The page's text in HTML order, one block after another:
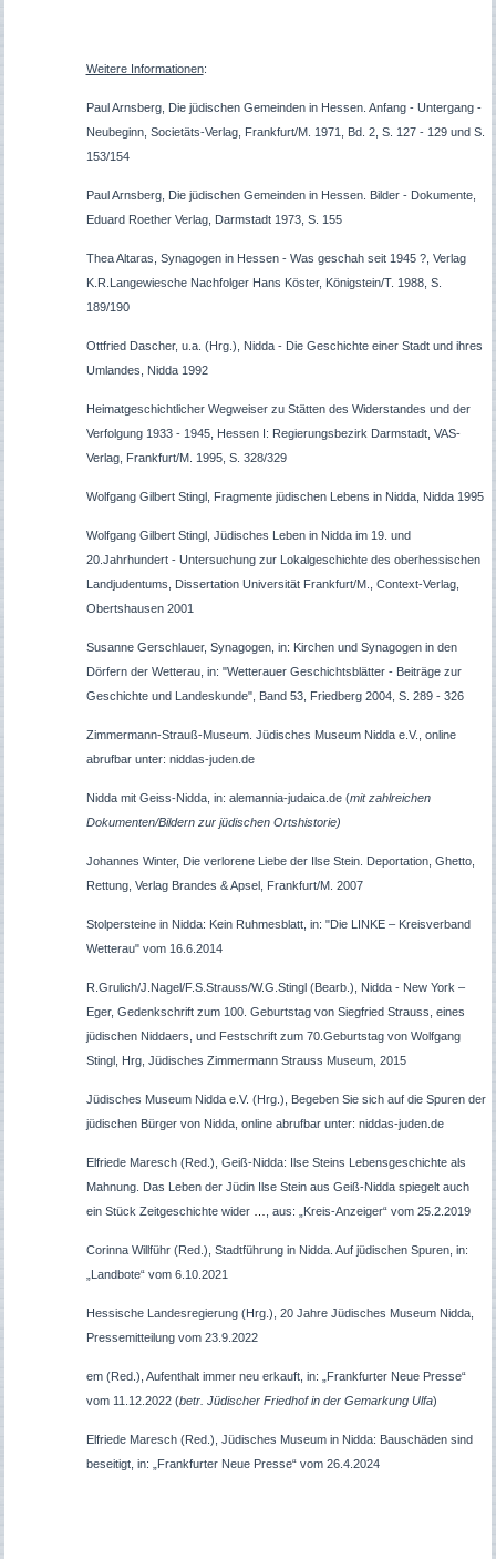
Weitere Informationen:
Paul Arnsberg, Die jüdischen Gemeinden in Hessen. Anfang - Untergang -
Neubeginn, Societäts-Verlag, Frankfurt/M. 1971, Bd. 2, S. 127 - 129 und S.
153/154
Paul Arnsberg, Die jüdischen Gemeinden in Hessen. Bilder - Dokumente,
Eduard Roether Verlag, Darmstadt 1973, S. 155
Thea Altaras, Synagogen in Hessen - Was geschah seit 1945 ?, Verlag
K.R.Langewiesche Nachfolger Hans Köster, Königstein/T. 1988, S.
189/190
Ottfried Dascher, u.a. (Hrg.), Nidda - Die Geschichte einer Stadt und ihres
Umlandes, Nidda 1992
Heimatgeschichtlicher Wegweiser zu Stätten des Widerstandes und der
Verfolgung 1933 - 1945, Hessen I: Regierungsbezirk Darmstadt, VAS-
Verlag, Frankfurt/M. 1995, S. 328/329
Wolfgang Gilbert Stingl, Fragmente jüdischen Lebens in Nidda, Nidda 1995
Wolfgang Gilbert Stingl, Jüdisches Leben in Nidda im 19. und
20.Jahrhundert - Untersuchung zur Lokalgeschichte des oberhessischen
Landjudentums, Dissertation Universität Frankfurt/M., Context-Verlag,
Obertshausen 2001
Susanne Gerschlauer, Synagogen, in: Kirchen und Synagogen in den
Dörfern der Wetterau, in: "Wetterauer Geschichtsblätter - Beiträge zur
Geschichte und Landeskunde", Band 53, Friedberg 2004, S. 289 - 326
Zimmermann-Strauß-Museum. Jüdisches Museum Nidda e.V., online
abrufbar unter: niddas-juden.de
Nidda mit Geiss-Nidda, in: alemannia-judaica.de (mit zahlreichen
Dokumenten/Bildern zur jüdischen Ortshistorie)
Johannes Winter, Die verlorene Liebe der Ilse Stein. Deportation, Ghetto,
Rettung, Verlag Brandes & Apsel, Frankfurt/M. 2007
Stolpersteine in Nidda: Kein Ruhmesblatt, in: "Die LINKE – Kreisverband
Wetterau" vom 16.6.2014
R.Grulich/J.Nagel/F.S.Strauss/W.G.Stingl (Bearb.),
Nidda - New York –
Eger, Gedenkschrift zum 100. Geburtstag von Siegfried Strauss, eines
jüdischen Niddaers, und Festschrift zum 70.Geburtstag von Wolfgang
Stingl, Hrg, Jüdisches Zimmermann Strauss Museum, 2015
Jüdisches Museum Nidda e.V. (Hrg.), Begeben Sie sich auf die Spuren der
jüdischen Bürger von Nidda, online abrufbar unter: niddas-juden.de
Elfriede Maresch (Red.), Geiß-Nidda: Ilse Steins Lebensgeschichte als
Mahnung. Das Leben der Jüdin Ilse Stein aus Geiß-Nidda spiegelt auch
ein Stück Zeitgeschichte wider
, aus: „Kreis-Anzeiger“ vom 25.2.2019
Corinna Willführ(Red.), Stadtführung in Nidda. Auf jüdischen Spuren, in:
„Landbote“ vom 6.10.2021
Hessische Landesregierung (Hrg.), 20 Jahre Jüdisches Museum Nidda,
Pressemitteilung vom 23.9.2022
em (Red.), Aufenthalt immer neu erkauft, in: „Frankfurter Neue Presse“
vom 11.12.2022 (betr. Jüdischer Friedhof in der Gemarkung Ulfa)
Elfriede Maresch (Red.), Jüdisches Museum in Nidda: Bauschäden sind
beseitigt, in: „Frankfurter Neue Presse“ vom 26.4.2024